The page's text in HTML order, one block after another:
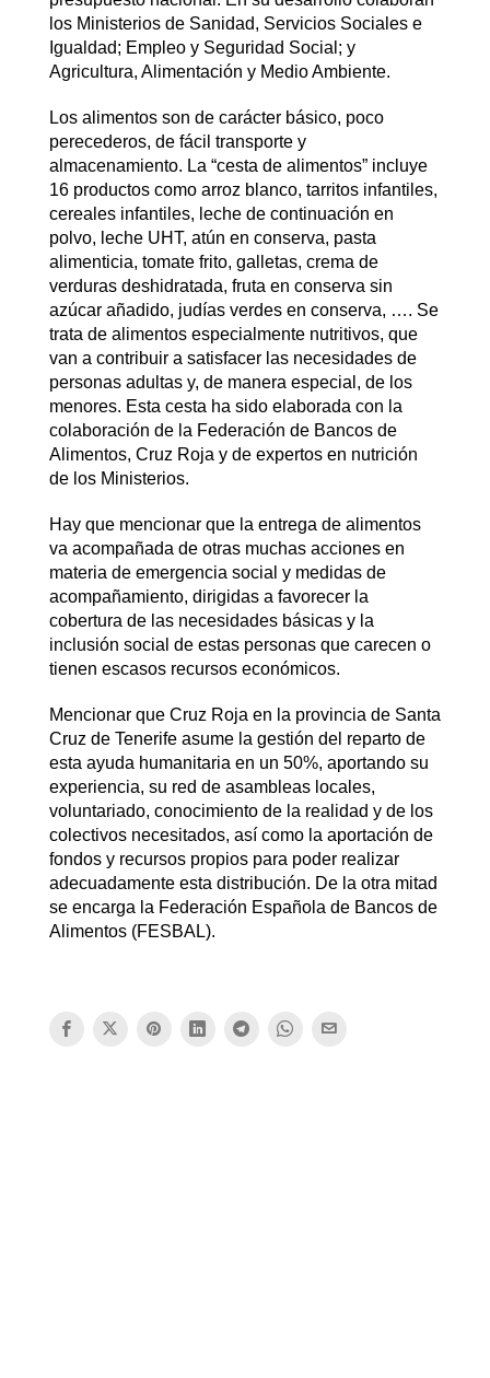
los Ministerios de Sanidad, Servicios Sociales e
Igualdad; Empleo y Seguridad Social; y
Agricultura, Alimentación y Medio Ambiente.
Los alimentos son de carácter básico, poco
perecederos, de fácil transporte y
almacenamiento. La “cesta de alimentos” incluye
16 productos como arroz blanco, tarritos infantiles,
cereales infantiles, leche de continuación en
polvo, leche UHT, atún en conserva, pasta
alimenticia, tomate frito, galletas, crema de
verduras deshidratada, fruta en conserva sin
azúcar añadido, judías verdes en conserva, …. Se
trata de alimentos especialmente nutritivos, que
van a contribuir a satisfacer las necesidades de
personas adultas y, de manera especial, de los
menores. Esta cesta ha sido elaborada con la
colaboración de la Federación de Bancos de
Alimentos, Cruz Roja y de expertos en nutrición
de los Ministerios.
Hay que mencionar que la entrega de alimentos
va acompañada de otras muchas acciones en
materia de emergencia social y medidas de
acompañamiento, dirigidas a favorecer la
cobertura de las necesidades básicas y la
inclusión social de estas personas que carecen o
tienen escasos recursos económicos.
Mencionar que Cruz Roja en la provincia de Santa
Cruz de Tenerife asume la gestión del reparto de
esta ayuda humanitaria en un 50%, aportando su
experiencia, su red de asambleas locales,
voluntariado, conocimiento de la realidad y de los
colectivos necesitados, así como la aportación de
fondos y recursos propios para poder realizar
adecuadamente esta distribución. De la otra mitad
se encarga la Federación Española de Bancos de
Alimentos (FESBAL).